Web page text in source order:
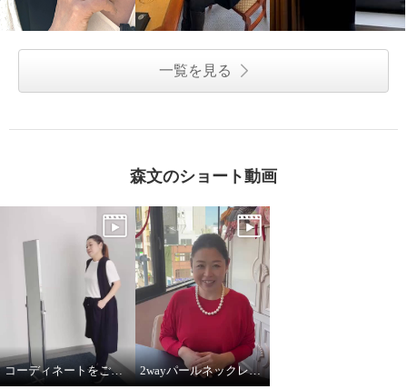
一覧を見る
森文のショート動画
コーディネートをご紹介！ 2wayパールネックレス着用してみました